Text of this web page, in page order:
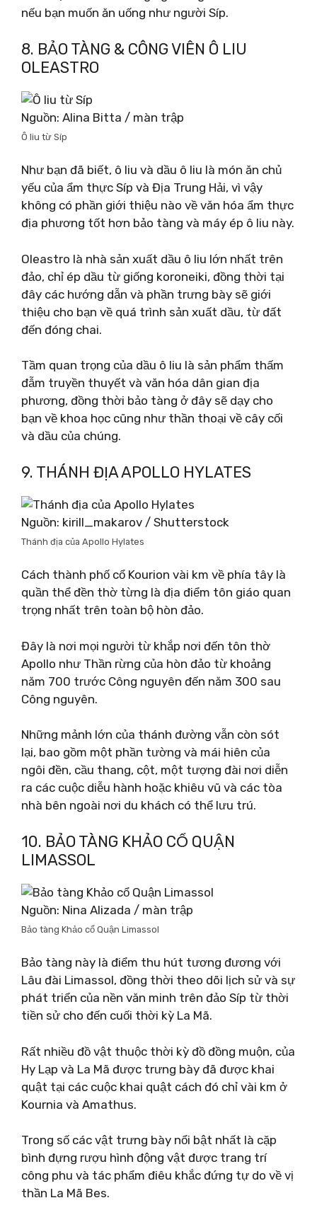
nếu bạn muốn ăn uống như người Síp.
8. BẢO TÀNG & CÔNG VIÊN Ô LIU
OLEASTRO
Nguồn: Alina Bitta / màn trập
Ô liu từ Síp
Như bạn đã biết, ô liu và dầu ô liu là món ăn chủ
yếu của ẩm thực Síp và Địa Trung Hải, vì vậy
không có phần giới thiệu nào về văn hóa ẩm thực
địa phương tốt hơn bảo tàng và máy ép ô liu này.
Oleastro là nhà sản xuất dầu ô liu lớn nhất trên
đảo, chỉ ép dầu từ giống koroneiki, đồng thời tại
đây các hướng dẫn và phần trưng bày sẽ giới
thiệu cho bạn về quá trình sản xuất dầu, từ đất
đến đóng chai.
Tầm quan trọng của dầu ô liu là sản phẩm thấm
đẫm truyền thuyết và văn hóa dân gian địa
phương, đồng thời bảo tàng ở đây sẽ dạy cho
bạn về khoa học cũng như thần thoại về cây cối
và dầu của chúng.
9. THÁNH ĐỊA APOLLO HYLATES
Nguồn: kirill_makarov / Shutterstock
Thánh địa của Apollo Hylates
Cách thành phố cổ Kourion vài km về phía tây là
quần thể đền thờ từng là địa điểm tôn giáo quan
trọng nhất trên toàn bộ hòn đảo.
Đây là nơi mọi người từ khắp nơi đến tôn thờ
Apollo như Thần rừng của hòn đảo từ khoảng
năm 700 trước Công nguyên đến năm 300 sau
Công nguyên.
Những mảnh lớn của thánh đường vẫn còn sót
lại, bao gồm một phần tường và mái hiên của
ngôi đền, cầu thang, cột, một tượng đài nơi diễn
ra các cuộc diễu hành hoặc khiêu vũ và các tòa
nhà bên ngoài nơi du khách có thể lưu trú.
10. BẢO TÀNG KHẢO CỔ QUẬN
LIMASSOL
Nguồn: Nina Alizada / màn trập
Bảo tàng Khảo cổ Quận Limassol
Bảo tàng này là điểm thu hút tương đương với
Lâu đài Limassol, đồng thời theo dõi lịch sử và sự
phát triển của nền văn minh trên đảo Síp từ thời
tiền sử cho đến cuối thời kỳ La Mã.
Rất nhiều đồ vật thuộc thời kỳ đồ đồng muộn, của
Hy Lạp và La Mã được trưng bày đã được khai
quật tại các cuộc khai quật cách đó chỉ vài km ở
Kournia và Amathus.
Trong số các vật trưng bày nổi bật nhất là cặp
bình đựng rượu hình động vật được trang trí
công phu và tác phẩm điêu khắc đứng tự do về vị
thần La Mã Bes.